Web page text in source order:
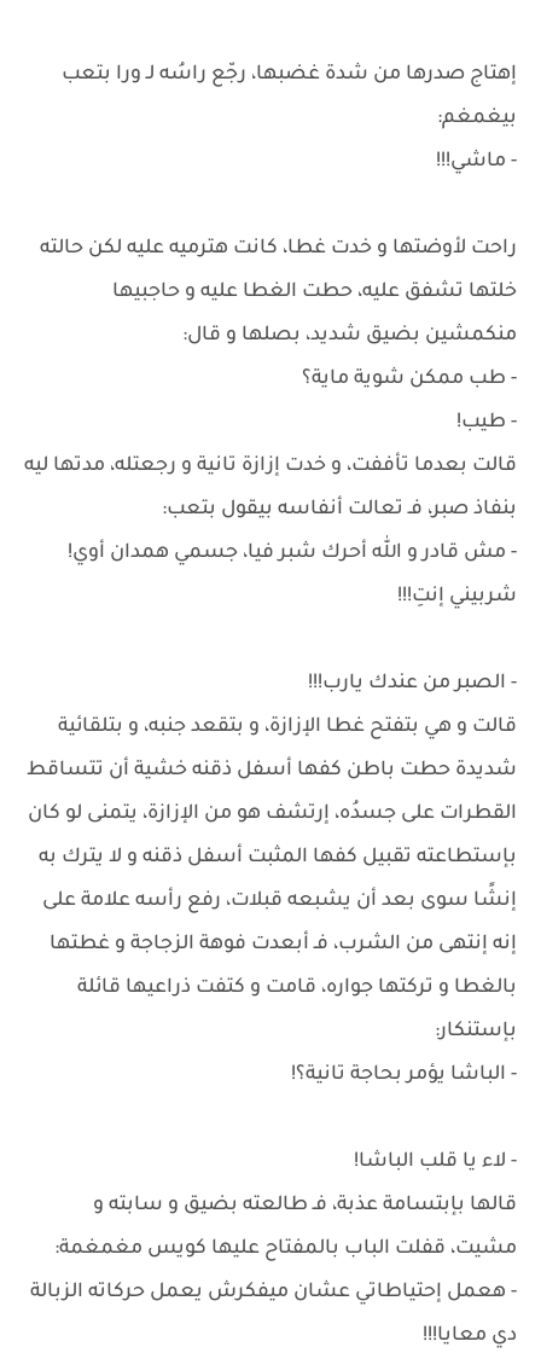
إهتاج صدرها من شدة غضبها، رجّع راسُه لـ ورا بتعب
بيغمغم:
- ماشي!!!
راحت لأوضتها و خدت غطا، كانت هترميه عليه لكن حالته
خلتها تشفق عليه، حطت الغطا عليه و حاجبيها
منكمشين بضيق شديد، بصلها و قال:
- طب ممكن شوية ماية؟
- طيب!
قالت بعدما تأففت، و خدت إزازة تانية و رجعتله، مدتها ليه
بنفاذ صبر، فـ تعالت أنفاسه بيقول بتعب:
- مش قادر و الله أحرك شبر فيا، جسمي همدان أوي!
شربيني إنتِ!!!
- الصبر من عندك يارب!!!
قالت و هي بتفتح غطا الإزازة، و بتقعد جنبه، و بتلقائية
شديدة حطت باطن كفها أسفل ذقنه خشية أن تتساقط
القطرات على جسدُه، إرتشف هو من الإزازة، يتمنى لو كان
بإستطاعته تقبيل كفها المثبت أسفل ذقنه و لا يترك به
إنشًا سوى بعد أن يشبعه قبلات، رفع رأسه علامة على
إنه إنتهى من الشرب، فـ أبعدت فوهة الزجاجة و غطتها
بالغطا و تركتها جواره، قامت و كتفت ذراعيها قائلة
بإستنكار:
- الباشا يؤمر بحاجة تانية؟!
- لاء يا قلب الباشا!
قالها بإبتسامة عذبة، فـ طالعته بضيق و سابته و
مشيت، قفلت الباب بالمفتاح عليها كويس مغمغمة:
- هعمل إحتياطاتي عشان ميفكرش يعمل حركاته الزبالة
دي معايا!!!